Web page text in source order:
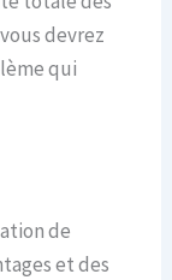
devrez
qui
de
et des